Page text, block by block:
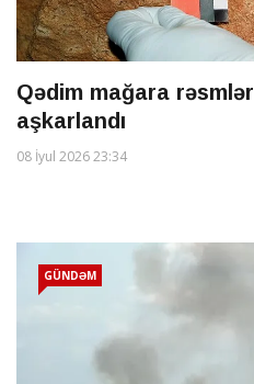
Qədim mağara
aşkarlandı
08 İyul 2026 23:34
GÜNDƏM